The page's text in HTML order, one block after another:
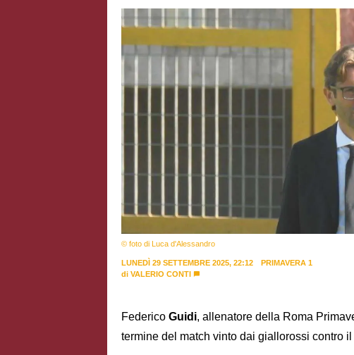
© foto di Luca d'Alessandro
LUNEDÌ 29 SETTEMBRE 2025, 22:12
PRIMAVERA 1
di VALERIO CONTI
Federico Guidi, allenatore della Roma
termine del match vinto dai giallorossi contro